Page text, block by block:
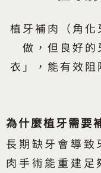
植牙補肉（角
做，但良好
衣」，能有效
為什麼植牙需要
長期缺牙會導致
肉手術能重建足